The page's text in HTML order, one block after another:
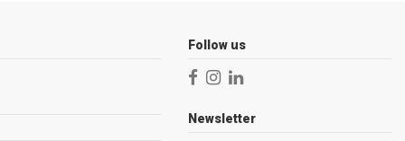
Follow us
Newsletter